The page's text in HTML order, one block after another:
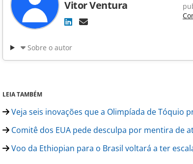
Vitor Ventura
Sobre o autor
LEIA TAMBÉM
Veja seis inovações que a Olimpíada de Tóquio
Comitê dos EUA pede desculpa por mentira de
Voo da Ethiopian para o Brasil voltará a ter